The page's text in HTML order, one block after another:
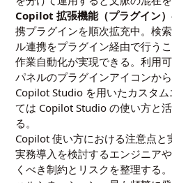
Copilot 拡張機能（プラグイン
携プラグインを順次拡充中。検
ル連携をプラグイン経由で行う
作業自動化が実現できる。利用
パネルのプラグインアイコンか
Copilot Studio を用いたカスタ
ては Copilot Studio の使い方と
る。
Copilot 使い方における注意点と
実務導入を検討するエンジニア
くべき制約とリスクを整理する。